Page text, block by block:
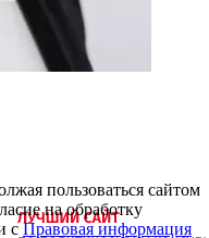
пользоваться сайтом
на обработку
сПравовая информация